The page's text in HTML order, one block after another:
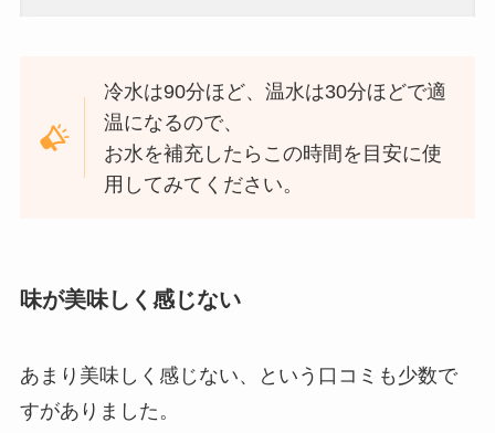
冷水は90分ほど、温水は30分ほどで適
温になるので、
お水を補充したらこの時間を目安に使
用してみてください。
味が美味しく感じない
あまり美味しく感じない、という口コミも少数で
すがありました。